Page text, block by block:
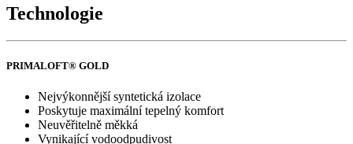
Technologie
PRIMALOFT® GOLD
Nejvýkonnější syntetická izolace
Poskytuje maximální tepelný komfort
Neuvěřitelně měkká
Vynikající vodoodpudivost